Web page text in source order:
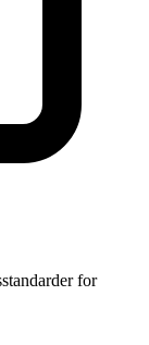
for